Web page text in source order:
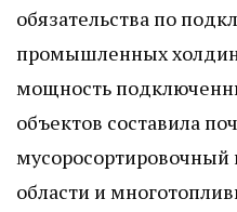
обязательства по
промышленных
мощность
объектов составила
мусоросортировочный
области и